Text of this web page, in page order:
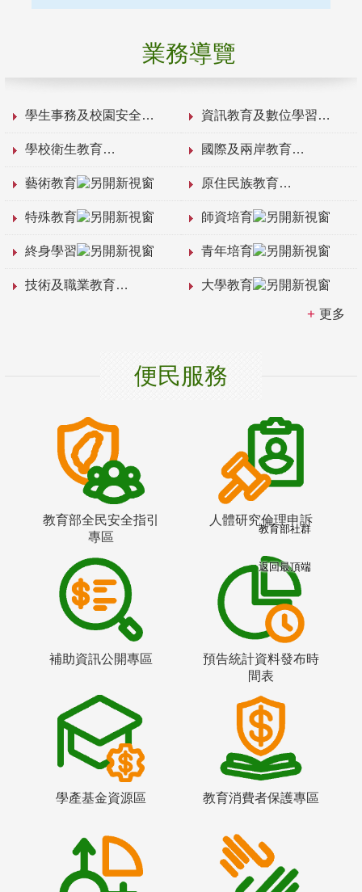
業務導覽
學生事務及校園安全 資訊教育及數位學習
學校衛生教育 國際及兩岸教育
藝術教育 原住民族教育
特殊教育 師資培育
終身學習 青年培育
技術及職業教育 大學教育
更多
便民服務
教育部全民安全指引
專區
人體研究倫理申訴
補助資訊公開專區
預告統計資料發布時
間表
學產基金資源區 教育消費者保護專區
教育部社群
返回最頂端